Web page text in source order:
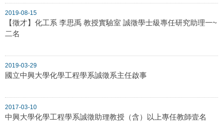
2019-08-15
【徵才】化工系 李思禹 教授實驗室 誠徵學士級專任研究助理一~
二名
2019-03-29
國立中興大學化學工程學系誠徵系主任啟事
2017-03-10
中興大學化學工程學系誠徵助理教授（含）以上專任教師壹名